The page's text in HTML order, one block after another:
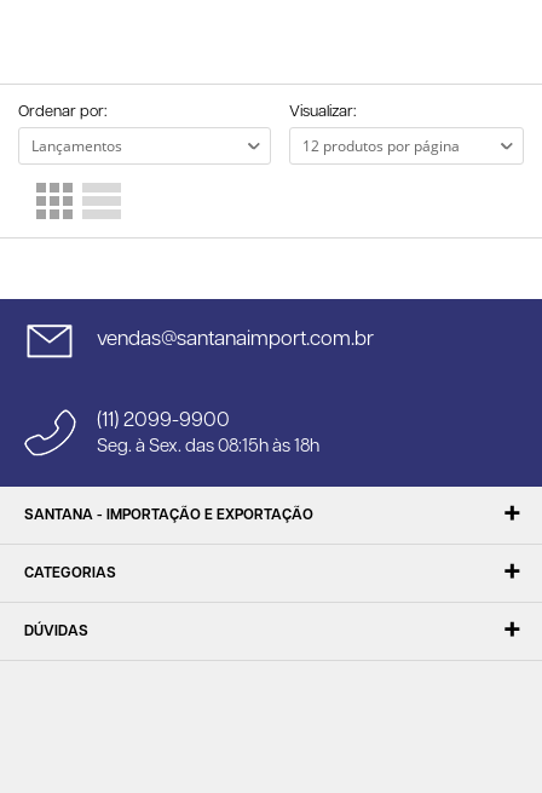
Ordenar por: Visualizar:
vendas@santanaimport.com.br
(11) 2099-9900
Seg. à Sex. das 08:15h às 18h
SANTANA - IMPORTAÇÃO E EXPORTAÇÃO
CATEGORIAS
DÚVIDAS